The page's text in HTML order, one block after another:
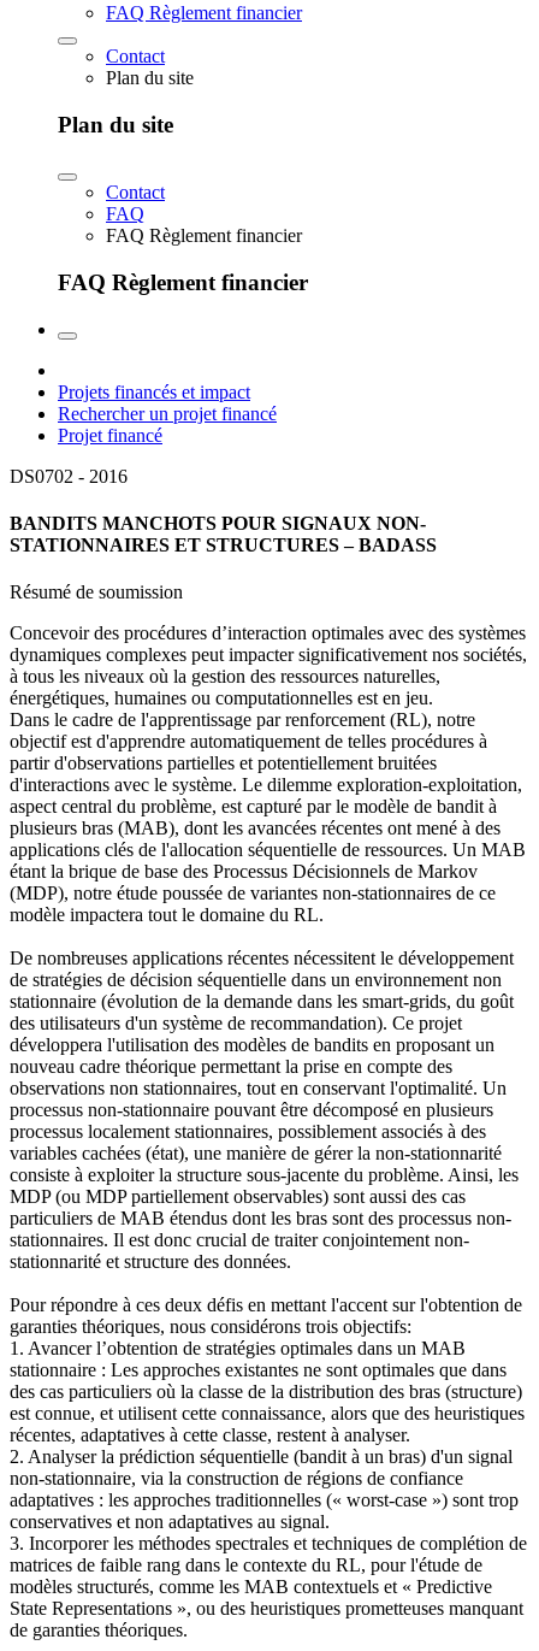
FAQ Règlement financier
Contact
Plan du site
Plan du site
Contact
FAQ
FAQ Règlement financier
FAQ Règlement financier
Projets financés et impact
Rechercher un projet financé
Projet financé
DS0702 - 2016
BANDITS MANCHOTS POUR SIGNAUX NON-
STATIONNAIRES ET STRUCTURES – BADASS
Résumé de soumission
Concevoir des procédures d’interaction optimales avec des systèmes
dynamiques complexes peut impacter significativement nos sociétés,
à tous les niveaux où la gestion des ressources naturelles,
énergétiques, humaines ou computationnelles est en jeu.
Dans le cadre de l'apprentissage par renforcement (RL), notre
objectif est d'apprendre automatiquement de telles procédures à
partir d'observations partielles et potentiellement bruitées
d'interactions avec le système. Le dilemme exploration-exploitation,
aspect central du problème, est capturé par le modèle de bandit à
plusieurs bras (MAB), dont les avancées récentes ont mené à des
applications clés de l'allocation séquentielle de ressources. Un MAB
étant la brique de base des Processus Décisionnels de Markov
(MDP), notre étude poussée de variantes non-stationnaires de ce
modèle impactera tout le domaine du RL.
De nombreuses applications récentes nécessitent le développement
de stratégies de décision séquentielle dans un environnement non
stationnaire (évolution de la demande dans les smart-grids, du goût
des utilisateurs d'un système de recommandation). Ce projet
développera l'utilisation des modèles de bandits en proposant un
nouveau cadre théorique permettant la prise en compte des
observations non stationnaires, tout en conservant l'optimalité. Un
processus non-stationnaire pouvant être décomposé en plusieurs
processus localement stationnaires, possiblement associés à des
variables cachées (état), une manière de gérer la non-stationnarité
consiste à exploiter la structure sous-jacente du problème. Ainsi, les
MDP (ou MDP partiellement observables) sont aussi des cas
particuliers de MAB étendus dont les bras sont des processus non-
stationnaires. Il est donc crucial de traiter conjointement non-
stationnarité et structure des données.
Pour répondre à ces deux défis en mettant l'accent sur l'obtention de
garanties théoriques, nous considérons trois objectifs:
1. Avancer l’obtention de stratégies optimales dans un MAB
stationnaire : Les approches existantes ne sont optimales que dans
des cas particuliers où la classe de la distribution des bras (structure)
est connue, et utilisent cette connaissance, alors que des heuristiques
récentes, adaptatives à cette classe, restent à analyser.
2. Analyser la prédiction séquentielle (bandit à un bras) d'un signal
non-stationnaire, via la construction de régions de confiance
adaptatives : les approches traditionnelles (« worst-case ») sont trop
conservatives et non adaptatives au signal.
3. Incorporer les méthodes spectrales et techniques de complétion de
matrices de faible rang dans le contexte du RL, pour l'étude de
modèles structurés, comme les MAB contextuels et « Predictive
State Representations », ou des heuristiques prometteuses manquant
de garanties théoriques.